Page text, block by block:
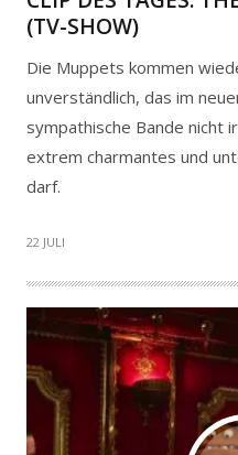
(TV-SHOW)
Die Muppets kommen
unverständlich, das im
sympathische Bande nicht
extrem charmantes und
darf.
22 JULI